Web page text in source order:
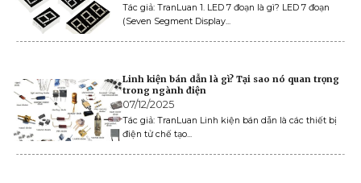
Tác giả: TranLuan 1. LED 7 đoạn là gì? LED 7 đoạn
(Seven Segment Display...
Linh kiện bán dẫn là gì? Tại sao nó quan trọng
trong ngành điện
07/12/2025
Tác giả: TranLuan Linh kiện bán dẫn là các thiết bị
điện tử chế tạo...